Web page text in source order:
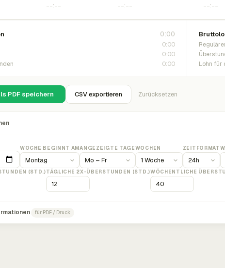
0:00
0:00
0:00
0:00 Lohn für
PDF speichern CSV exportieren Zurücksetzen
WOCHE BEGINNT AMANGEZEIGTE TAGEWOCHEN ZEITFORMAT
(STD.)TÄGLICHE 2X-ÜBERSTUNDEN (STD.)WÖCHENTLICHE
für PDF / Druck